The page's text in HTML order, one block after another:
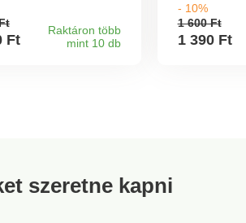
rugalmas
Méretek:
30 X 25 cm.
Ft
Raktáron több
mint 10 db
vödörrel
takarítás.
munkát a
- 10%
1 600 Ft
1 390 Ft
szeretne kapni